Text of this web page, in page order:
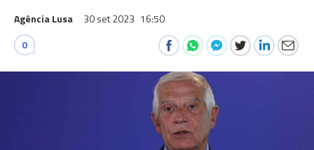
Agência Lusa 30 set 2023 16:50
0